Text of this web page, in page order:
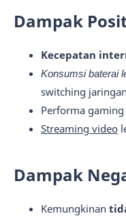
Dampak
Kecepatan
Konsumsi baterai
switching jaringan
Performa
Streaming video
Dampak
Kemungkinan